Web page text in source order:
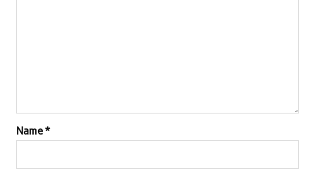
Name*